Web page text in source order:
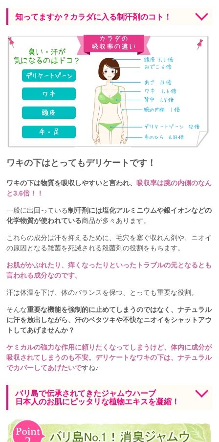
知ってますか？カラダに入る制汗剤のコト！
ワキの下はとってもデリケートです！
ワキの下は物質を吸収しやすいと言われ、 吸収率は腕の内側のなん
と3.6倍！！
一般に出回っている制汗剤には塩化アルミニウムや銀イオンなどの
化学物質が使われている商品が多々あります。
これらの成分は汗を抑えるために、毛穴を塞ぐ収れん剤や、ニオイ
の原因となる雑菌を死滅される殺菌剤の役割をもちます。
お肌がかぶれたり、痒くなったりといったトラブルの元となるとも
言われる成分なのです。
汗は体温を下げ、体のバランスを保つ、とっても重要な役割。
そんな重要な機能を強制的に止めてしまうのではなく、ナチュラル
に汗を放出しながら、汗のベタツキや不快なニオイをシャットアウ
トしてあげませんか？
ケミカルの強力な作用に頼りたくなってしまうけど、体内に成分が
吸収されてしまうのも不安。デリケートなワキの下は、ナチュラル
でカバーしてあげたいですね♪
バリ島で伝承されてきたジャムウハーブ
日本人のお肌にピッタリな植物エキスを凝縮！